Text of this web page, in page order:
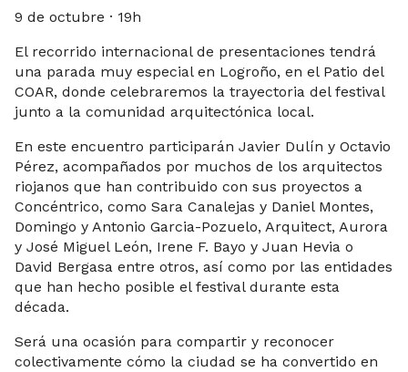
9 de octubre · 19h
El recorrido internacional de presentaciones tendrá
una parada muy especial en Logroño, en el Patio del
COAR, donde celebraremos la trayectoria del festival
junto a la comunidad arquitectónica local.
En este encuentro participarán Javier Dulín y Octavio
Pérez, acompañados por muchos de los arquitectos
riojanos que han contribuido con sus proyectos a
Concéntrico, como Sara Canalejas y Daniel Montes,
Domingo y Antonio Garcia-Pozuelo, Arquitect, Aurora
y José Miguel León, Irene F. Bayo y Juan Hevia o
David Bergasa entre otros, así como por las entidades
que han hecho posible el festival durante esta
década.
Será una ocasión para compartir y reconocer
colectivamente cómo la ciudad se ha convertido en